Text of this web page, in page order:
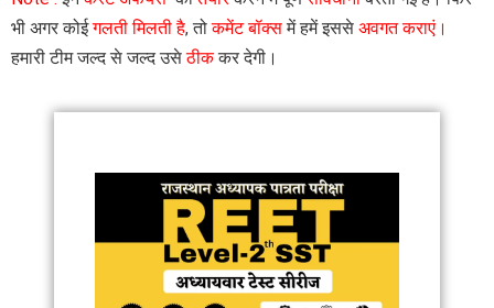
भी अगर कोईगलती मिलती है, तोकमेंट बॉक्समें हमें इससे अवगत कराएं।
हमारी टीम जल्द से जल्द उसेठीककर देगी।